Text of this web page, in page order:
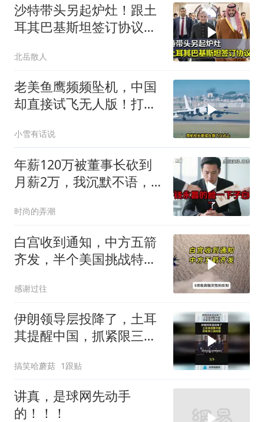
沙特带头另起炉灶！跟土
耳其巴基斯坦签订协议，
北岳散人
老美鱼鹰频频坠机，中国
却直接试飞无人版！打着
小雪有话说
年薪120万被董事长砍到
月薪2万，我沉默不语，
我
时尚的弄潮
白宫收到通知，中方五箭
齐发，半个美国挑战特朗
感谢过往
伊朗领导层投降了，土耳
其提醒中国，抓紧限三国
搞笑哈蘑菇 1跟贴
讲真，是球网先动手
的！！！